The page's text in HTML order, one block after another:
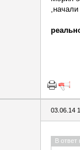
03.06.14
В ответ